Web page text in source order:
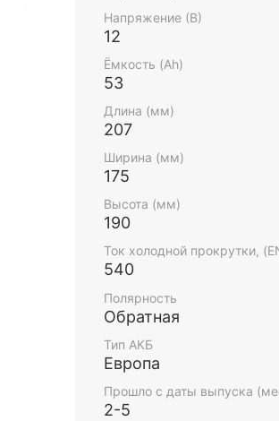
Напряжение (В)
12
Ёмкость (Ah)
53
Длина (мм)
207
Ширина (мм)
175
Высота (мм)
190
Ток холодной прокрутки,
540
Полярность
Обратная
Тип АКБ
Европа
Прошло с даты выпуска
2-5